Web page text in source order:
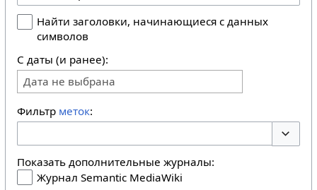
Найти заголовки, начинающиеся с данных
символов
С даты (и ранее):
Дата не выбрана
Фильтр меток:
Показать дополнительные журналы:
Журнал Semantic MediaWiki